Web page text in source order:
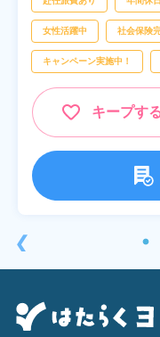
❮
女性活躍中 社会保険
キャンペーン実施中！
キープす